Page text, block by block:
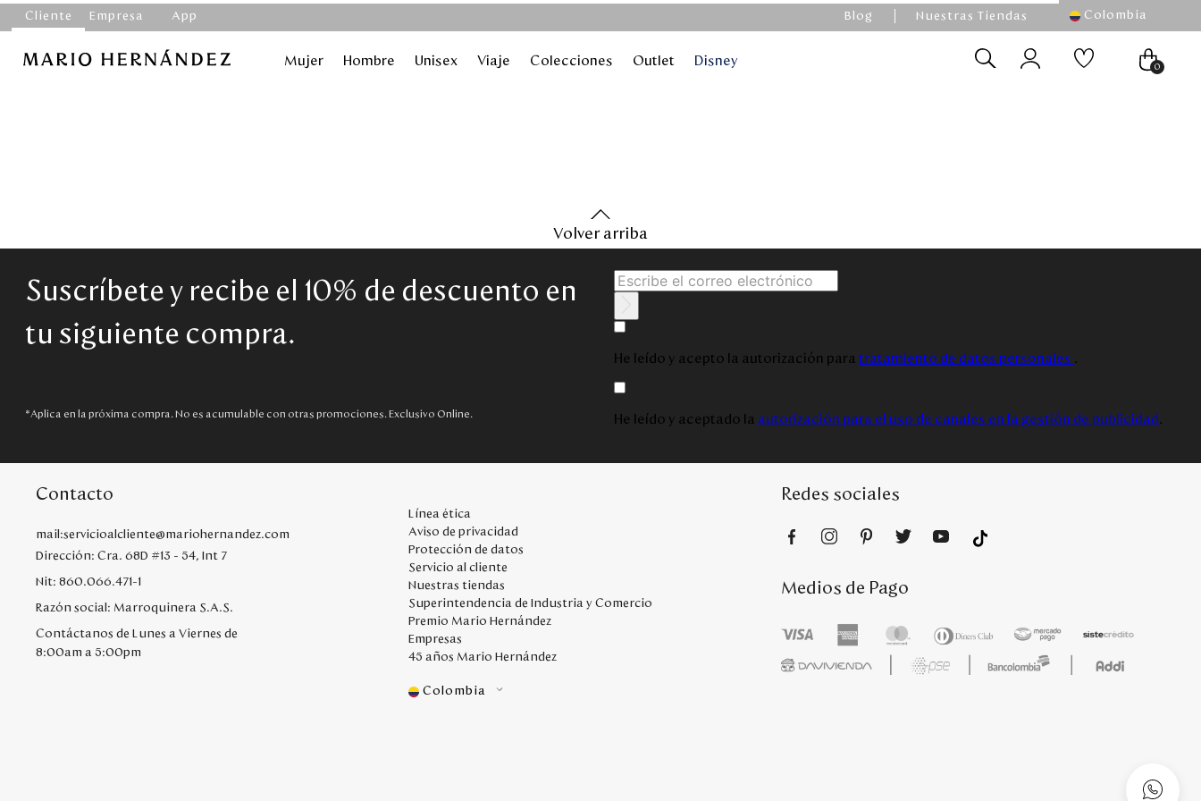
Cliente Empresa App Blog Nuestras Tiendas Colombia
Mujer Hombre Unisex Viaje Colecciones Outlet Disney 0
Volver arriba
Suscríbete y recibe el 10% de descuento en
tu siguiente compra.
*Aplica en la próxima compra. No es acumulable con otras promociones. Exclusivo Online.
He leído y acepto la autorización para tratamiento de datos personales .
He leído y aceptado la autorización para el uso de canales en la gestión de publicidad .
Contacto
mail:servicioalcliente@mariohernandez.com
Dirección: Cra. 68D #13 - 54, Int 7
Nit: 860.066.471-1
Razón social: Marroquinera S.A.S.
Contáctanos de Lunes a Viernes de
8:00am a 5:00pm
Línea ética
Aviso de privacidad
Protección de datos
Servicio al cliente
Nuestras tiendas
Superintendencia de Industria y Comercio
Premio Mario Hernández
Empresas
45 años Mario Hernández
Colombia
Redes sociales
Medios de Pago